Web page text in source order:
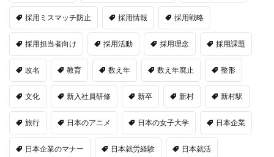
採用ミスマッチ防止 採用情報 採用戦略
採用担当者向け 採用活動 採用理念 採用課題
改名 教育 数え年 数え年廃止 整形
文化 新入社員研修 新卒 新村 新村駅
旅行 日本のアニメ 日本の女子大学 日本企業
日本企業のマナー 日本就労経験 日本就活